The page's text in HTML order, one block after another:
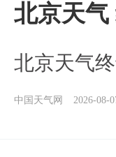
北京天气
北京天气
中国天气网 2026-08-